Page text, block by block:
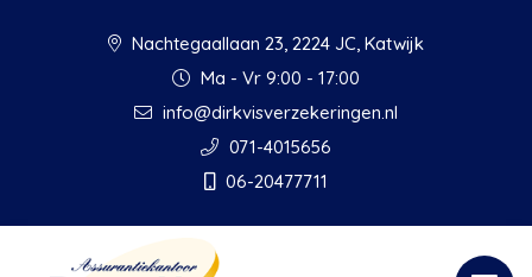
Nachtegaallaan 23, 2224 JC, Katwijk
Ma - Vr 9:00 - 17:00
info@dirkvisverzekeringen.nl
071-4015656
06-20477711